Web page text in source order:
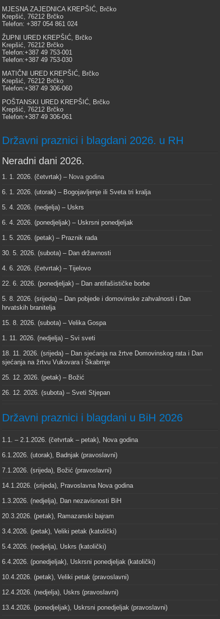
MJESNA ZAJEDNICA KREPŠIĆ, Brčko
Krepšić, 76212 Brčko
Telefon: +387 054 861 024
ŽUPNI URED KREPŠIĆ, Brčko
Krepšić, 76212 Brčko
Telefon:+387 49 753-001
Telefon:+387 49 753-030
MATIČNI URED KREPŠIĆ, Brčko
Krepšić, 76212 Brčko
Telefon:+387 49 306-060
POŠTANSKI URED KREPŠIĆ, Brčko
Krepšić, 76212 Brčko
Telefon:+387 49 306-061
Državni praznici i blagdani 2026. u RH
Neradni dani 2026.
1. 1. 2026. (četvrtak) – Nova godina
6. 1. 2026. (utorak) – Bogojavljenje ili Sveta tri kralja
5. 4. 2026. (nedjelja) – Uskrs
6. 4. 2026. (ponedjeljak) – Uskrsni ponedjeljak
1. 5. 2026. (petak) – Praznik rada
30. 5. 2026. (subota) – Dan državnosti
4. 6. 2026. (četvrtak) – Tijelovo
22. 6. 2026. (ponedjeljak) – Dan antifašističke borbe
5. 8. 2026. (srijeda) – Dan pobjede i domovinske zahvalnosti i Dan
hrvatskih branitelja
15. 8. 2026. (subota) – Velika Gospa
1. 11. 2026. (nedjelja) – Svi sveti
18. 11. 2026. (srijeda) – Dan sjećanja na žrtve Domovinskog rata i Dan
sjećanja na žrtvu Vukovara i Škabrnje
25. 12. 2026. (petak) – Božić
26. 12. 2026. (subota) – Sveti Stjepan
Državni praznici i blagdani u BiH 2026
1.1. – 2.1.2026. (četvrtak – petak), Nova godina
6.1.2026. (utorak), Badnjak (pravoslavni)
7.1.2026. (srijeda), Božić (pravoslavni)
14.1.2026. (srijeda), Pravoslavna Nova godina
1.3.2026. (nedjelja), Dan nezavisnosti BiH
20.3.2026. (petak), Ramazanski bajram
3.4.2026. (petak), Veliki petak (katolički)
5.4.2026. (nedjelja), Uskrs (katolički)
6.4.2026. (ponedjeljak), Uskrsni ponedjeljak (katolički)
10.4.2026. (petak), Veliki petak (pravoslavni)
12.4.2026. (nedjelja), Uskrs (pravoslavni)
13.4.2026. (ponedjeljak), Uskrsni ponedjeljak (pravoslavni)